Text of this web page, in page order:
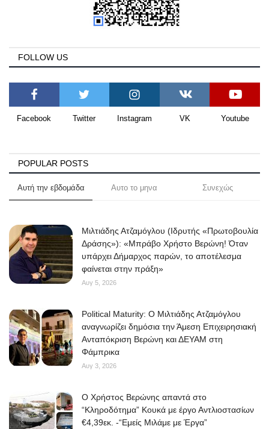
FOLLOW US
Facebook Twitter Instagram VK Youtube
POPULAR POSTS
Αυτή την εβδομάδα Αυτο το μηνα Συνεχώς
Μιλτιάδης Ατζαμόγλου (Ιδρυτής «Πρωτοβουλία
Δράσης»): «Μπράβο Χρήστο Βερώνη! Όταν
υπάρχει Δήμαρχος παρών, το αποτέλεσμα
φαίνεται στην πράξη»
Αυγ 5, 2026
Political Maturity: Ο Μιλτιάδης Ατζαμόγλου
αναγνωρίζει δημόσια την Άμεση Επιχειρησιακή
Ανταπόκριση Βερώνη και ΔΕΥΑΜ στη
Φάμπρικα
Αυγ 3, 2026
O Χρήστος Βερώνης απαντά στο
“Κληροδότημα” Κουκά με έργο Αντλιοστασίων
€4,39εκ. -“Εμείς Μιλάμε με Έργα”